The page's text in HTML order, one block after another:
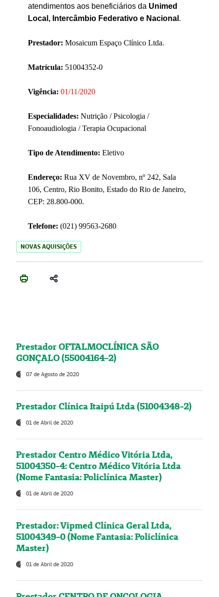
atendimentos aos beneficiários da Unimed
Local, Intercâmbio Federativo e Nacional .
Prestador: Mosaicum Espaço Clínico Ltda.
Matrícula: 51004352-0
Vigência: 01/11/2020
Especialidades: Nutrição / Psicologia /
Fonoaudiologia / Terapia Ocupacional
Tipo de Atendimento: Eletivo
Endereço: Rua XV de Novembro, nº 242, Sala
106, Centro, Rio Bonito, Estado do Rio de Janeiro,
CEP: 28.800-000.
Telefone: (021) 99563-2680
NOVAS AQUISIÇÕES
Prestador OFTALMOCLÍNICA SÃO
GONÇALO (55004164-2)
07 de Agosto de 2020
Prestador Clínica Itaipú Ltda (51004348-2)
01 de Abril de 2020
Prestador Centro Médico Vitória Ltda,
51004350-4: Centro Médico Vitória Ltda
(Nome Fantasia: Policlínica Master)
01 de Abril de 2020
Prestador: Vipmed Clínica Geral Ltda,
51004349-0 (Nome Fantasia: Policlínica
Master)
01 de Abril de 2020